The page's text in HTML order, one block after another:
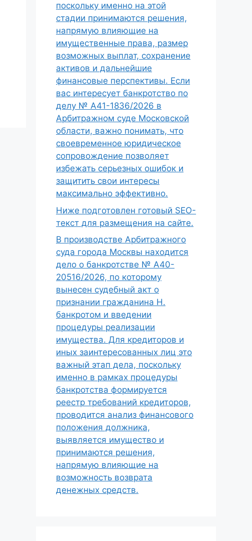
поскольку именно на этой
стадии принимаются решения,
напрямую влияющие на
имущественные права, размер
возможных выплат, сохранение
активов и дальнейшие
финансовые перспективы. Если
вас интересует банкротство по
делу № А41-1836/2026 в
Арбитражном суде Московской
области, важно понимать, что
своевременное юридическое
сопровождение позволяет
избежать серьезных ошибок и
защитить свои интересы
максимально эффективно.
Ниже подготовлен готовый SEO-
текст для размещения на сайте.
В производстве Арбитражного
суда города Москвы находится
дело о банкротстве № А40-
20516/2026, по которому
вынесен судебный акт о
признании гражданина Н.
банкротом и введении
процедуры реализации
имущества. Для кредиторов и
иных заинтересованных лиц это
важный этап дела, поскольку
именно в рамках процедуры
банкротства формируется
реестр требований кредиторов,
проводится анализ финансового
положения должника,
выявляется имущество и
принимаются решения,
напрямую влияющие на
возможность возврата
денежных средств.